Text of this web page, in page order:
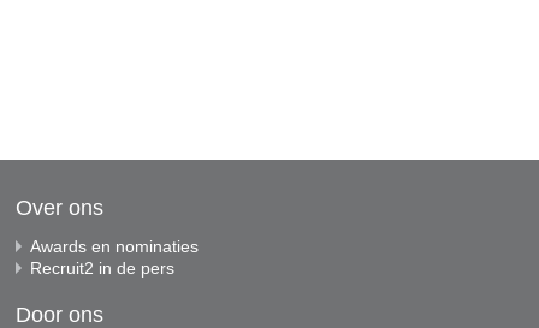
Over ons
Awards en nominaties
Recruit2 in de pers
Door ons